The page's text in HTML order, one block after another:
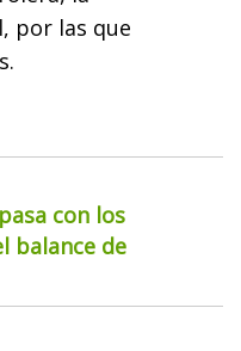
por las que
con los
balance de